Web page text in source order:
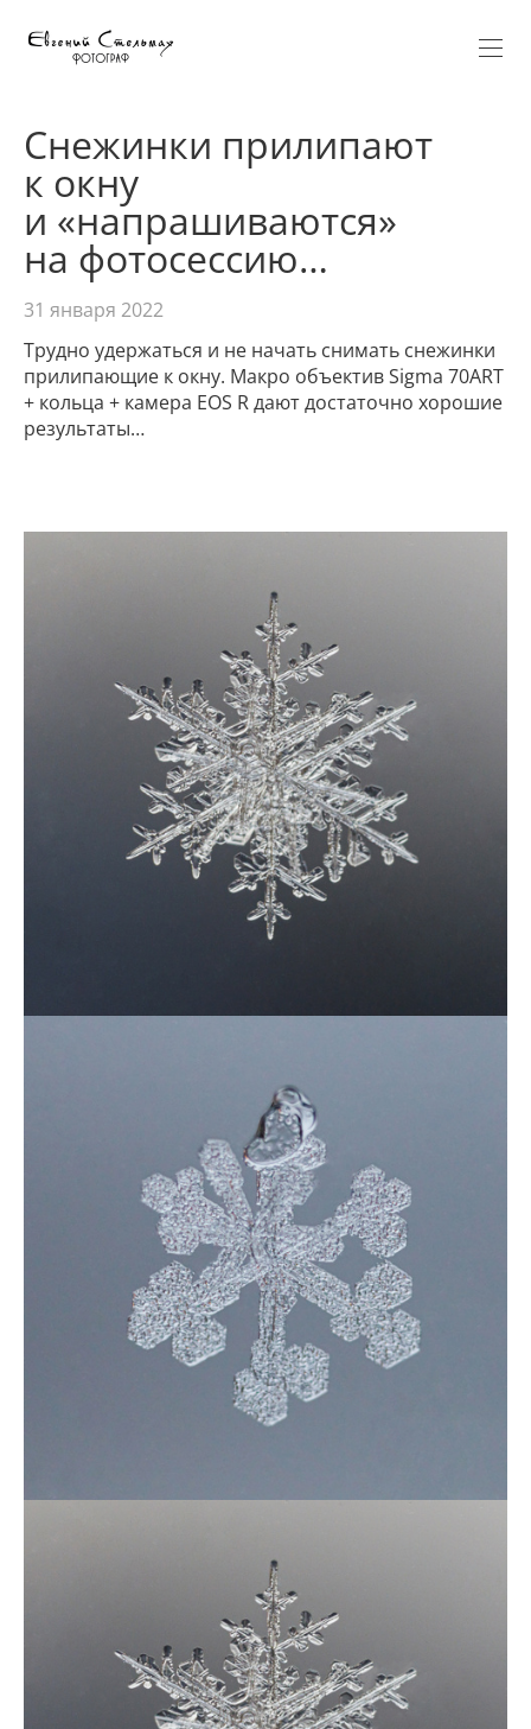
Снежинки прилипают
к окну
и «напрашиваются»
на фотосессию…
31 января 2022
Трудно удержаться и не начать снимать снежинки
прилипающие к окну. Макро объектив Sigma 70ART
+ кольца + камера EOS R дают достаточно хорошие
результаты…